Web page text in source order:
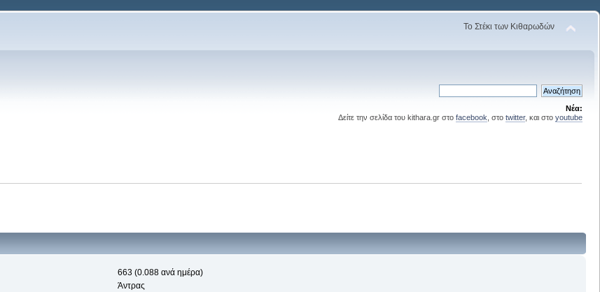
Το Στέκι των Κιθαρωδών
Νέα:
Δείτε την σελίδα του kithara.gr στο facebook , στο twitter, και στο youtube
663 (0.088 ανά ημέρα)
Άντρας